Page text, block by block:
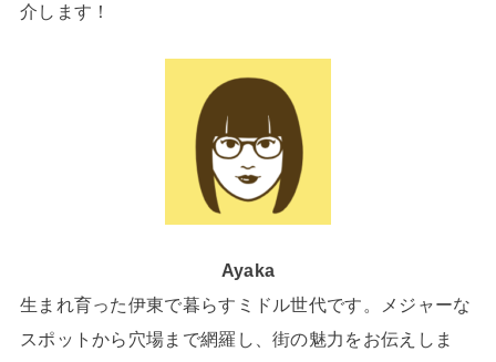
介します！
Ayaka
生まれ育った伊東で暮らすミドル世代です。メジャーな
スポットから穴場まで網羅し、街の魅力をお伝えしま